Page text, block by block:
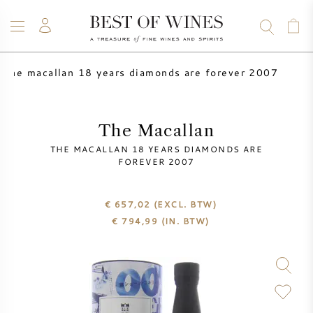
WIJN
VINTAGE CHART
VOORVERKOOP
CHAMPAGNE
ALLE CHAMPAGNES
BOLLINGER
WHISKY
RUM
STERKE DRANK
SALE
BORDEAUX EN PRIMEUR
UW WIJN VERKOPEN
BLOG
OVER ONS
the macallan 18 years diamonds are forever 2007
The Macallan
THE MACALLAN 18 YEARS DIAMONDS ARE
FOREVER 2007
€ 657,02 (EXCL. BTW)
€ 794,99 (IN. BTW)